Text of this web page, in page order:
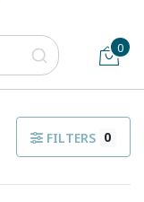
0
FILTERS 0